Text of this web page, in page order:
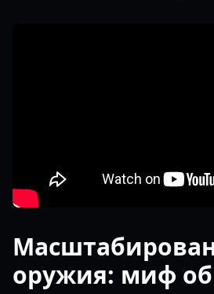
оружия: миф об